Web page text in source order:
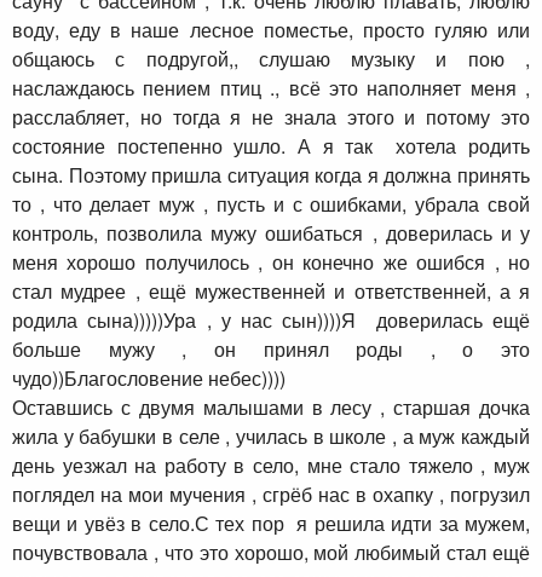
воду, еду в наше лесное поместье, просто гуляю или
общаюсь с подругой,, слушаю музыку и пою ,
наслаждаюсь пением птиц ., всё это наполняет меня ,
расслабляет, но тогда я не знала этого и потому это
состояние постепенно ушло. А я так хотела родить
сына. Поэтому пришла ситуация когда я должна принять
то , что делает муж , пусть и с ошибками, убрала свой
контроль, позволила мужу ошибаться , доверилась и у
меня хорошо получилось , он конечно же ошибся , но
стал мудрее , ещё мужественней и ответственней, а я
родила сына)))))Ура , у нас сын))))Я доверилась ещё
больше мужу , он принял роды , о это
чудо))Благословение небес))))
Оставшись с двумя малышами в лесу , старшая дочка
жила у бабушки в селе , училась в школе , а муж каждый
день уезжал на работу в село, мне стало тяжело , муж
поглядел на мои мучения , сгрёб нас в охапку , погрузил
вещи и увёз в село.С тех пор я решила идти за мужем,
почувствовала , что это хорошо, мой любимый стал ещё